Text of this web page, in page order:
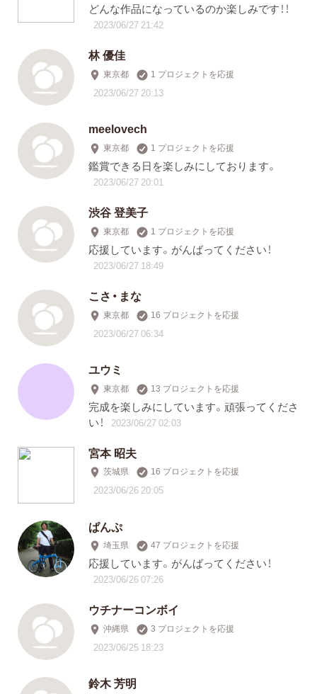
どんな作品になっているのか楽しみです！！
2023/06/27 21:42
林 優佳
東京都 1 プロジェクトを応援
2023/06/27 20:13
meelovech
東京都 1 プロジェクトを応援
鑑賞できる日を楽しみにしております。
2023/06/27 20:01
渋谷 登美子
東京都 1 プロジェクトを応援
応援しています。がんばってください！
2023/06/27 18:49
こさ・まな
東京都 16 プロジェクトを応援
2023/06/27 06:34
ユウミ
東京都 13 プロジェクトを応援
完成を楽しみにしています。頑張ってくださ
い！
2023/06/27 02:03
宮本 昭夫
茨城県 16 プロジェクトを応援
2023/06/26 20:05
ぱんぷ
埼玉県 47 プロジェクトを応援
応援しています。がんばってください！
2023/06/26 07:26
ウチナーコンボイ
沖縄県 3 プロジェクトを応援
2023/06/25 18:23
鈴木 芳明